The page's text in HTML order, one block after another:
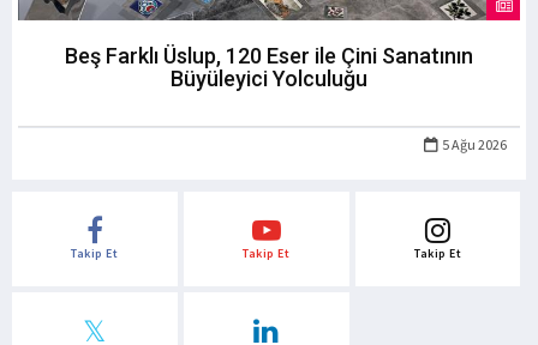
Beş Farklı Üslup, 120 Eser ile Çini Sanatının
Büyüleyici Yolculuğu
5 Ağu 2026
Takip Et Takip Et Takip Et